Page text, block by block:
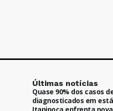
Últimas notícias
Quase 90% dos casos
diagnosticados em